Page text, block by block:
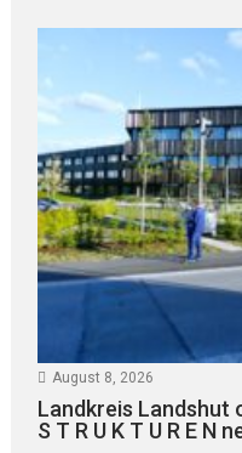
August 8, 2026
Landkreis Landshut
S T R U K T U R E N